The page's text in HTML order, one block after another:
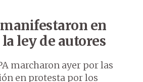
en
ley de autores
marcharon ayer por las
en protesta por los